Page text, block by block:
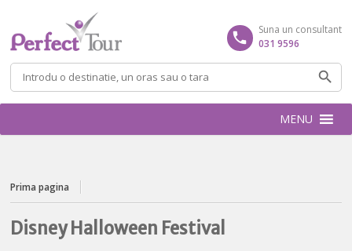
Caută
după:
Suna un consultant
031 9596
MENU
Prima pagina
Disney Halloween Festival